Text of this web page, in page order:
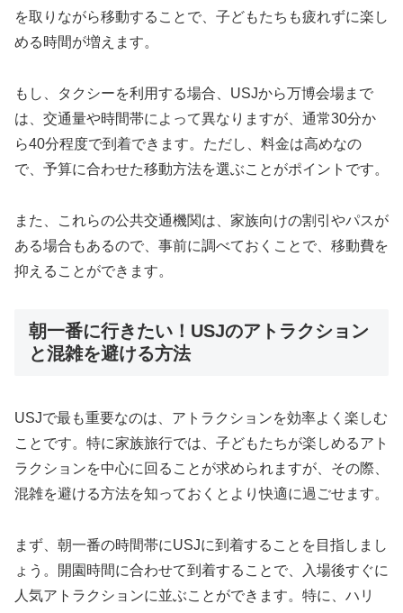
を取りながら移動することで、子どもたちも疲れずに楽し
める時間が増えます。
もし、タクシーを利用する場合、USJから万博会場まで
は、交通量や時間帯によって異なりますが、通常30分か
ら40分程度で到着できます。ただし、料金は高めなの
で、予算に合わせた移動方法を選ぶことがポイントです。
また、これらの公共交通機関は、家族向けの割引やパスが
ある場合もあるので、事前に調べておくことで、移動費を
抑えることができます。
朝一番に行きたい！USJのアトラクション
と混雑を避ける方法
USJで最も重要なのは、アトラクションを効率よく楽しむ
ことです。特に家族旅行では、子どもたちが楽しめるアト
ラクションを中心に回ることが求められますが、その際、
混雑を避ける方法を知っておくとより快適に過ごせます。
まず、朝一番の時間帯にUSJに到着することを目指しまし
ょう。開園時間に合わせて到着することで、入場後すぐに
人気アトラクションに並ぶことができます。特に、ハリ